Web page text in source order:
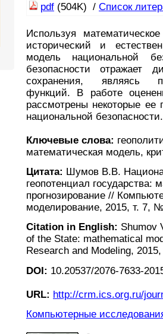
pdf (504K) / Список
Используя
исторический и
модель национальной
безопасности отражает
сохранения, являясь
функций. В работе
рассмотрены некоторые
национальной безопасности.
Ключевые слова:
математическая модель,
Цитата: Шумов В.В.
геопотенциал государства:
прогнозирование //
моделирование, 2015, т. 7,
Citation in English: Shumov
of the State: mathematical
Research and Modeling,
DOI: 10.20537/2076-7633-
URL: http://crm.ics.org.ru/
Компьютерные